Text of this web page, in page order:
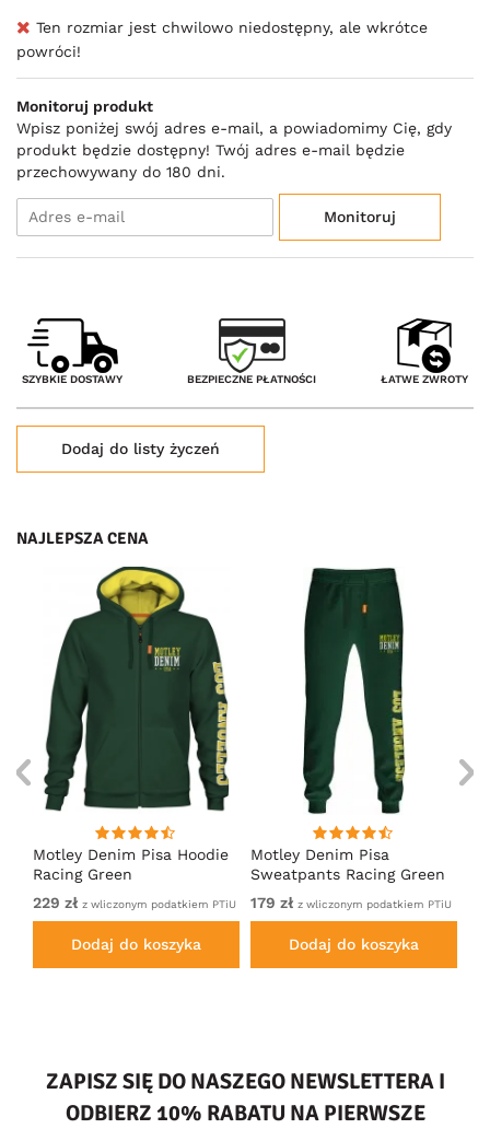
Ten rozmiar jest chwilowo niedostępny, ale wkrótce
powróci!
Monitoruj produkt
Wpisz poniżej swój adres e-mail, a powiadomimy Cię, gdy
produkt będzie dostępny! Twój adres e-mail będzie
przechowywany do 180 dni.
Monitoruj
SZYBKIE DOSTAWY BEZPIECZNE PŁATNOŚCI ŁATWE ZWROTY
Dodaj do listy życzeń
NAJLEPSZA CENA
Motley Denim Pisa Hoodie
Racing Green
229 zł z wliczonym podatkiem PTiU
Dodaj do koszyka
Motley Denim Pisa
Sweatpants Racing Green
179 zł z wliczonym podatkiem PTiU
Dodaj do koszyka
ZAPISZ SIĘ DO NASZEGO NEWSLETTERA I
ODBIERZ 10% RABATU NA PIERWSZE